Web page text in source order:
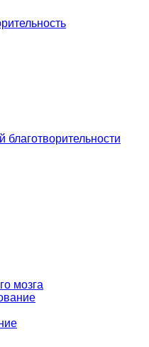
благотворительности
мозга